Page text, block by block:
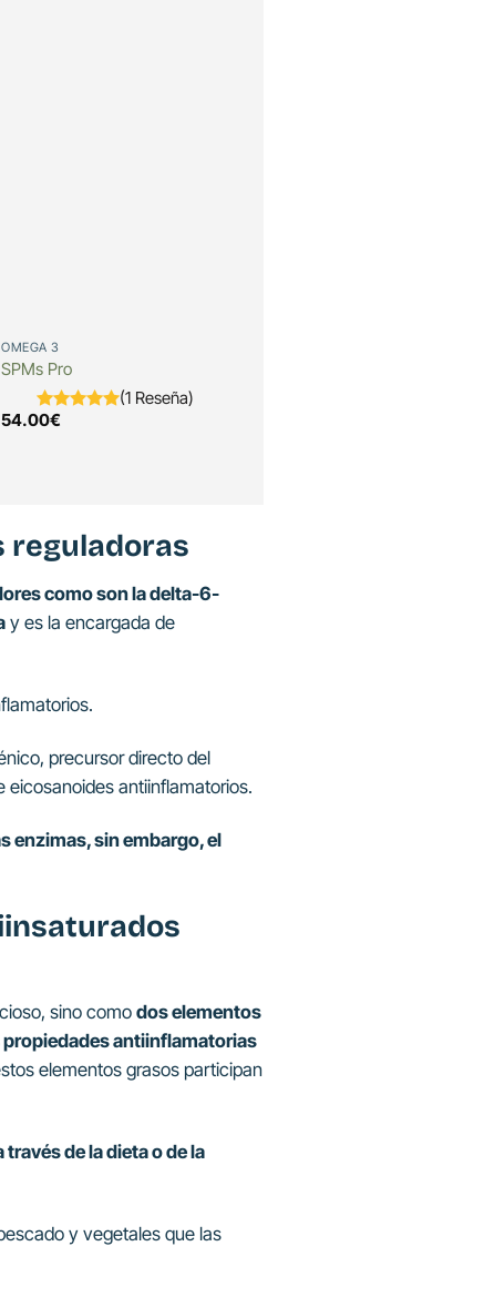
OMEGA 3
SPMs Pro
(1 Reseña)
54.00€
reguladoras
como son la delta-6-
y es la encargada de
precursor directo del
eicosanoides antiinflamatorios.
enzimas, sin embargo, el
sino como dos elementos
propiedades antiinflamatorias
elementos grasos participan
de la dieta o de la
y vegetales que las